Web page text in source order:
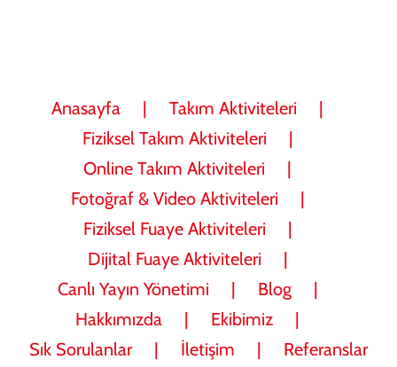
Anasayfa
Takım Aktiviteleri
Fiziksel Takım Aktiviteleri
Online Takım Aktiviteleri
Fotoğraf & Video Aktiviteleri
Fiziksel Fuaye Aktiviteleri
Dijital Fuaye Aktiviteleri
Canlı Yayın Yönetimi
Blog
Hakkımızda
Ekibimiz
Sık Sorulanlar
İletişim Referanslar